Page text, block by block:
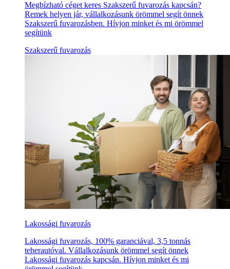
Megbízható céget keres Szakszerű fuvarozás kapcsán?
Remek helyen jár, vállalkozásunk örömmel segít önnek
Szakszerű fuvarozásben. Hívjon minket és mi örömmel
segítünk
Szakszerű fuvarozás
Lakossági fuvarozás
Lakossági fuvarozás, 100% garanciával, 3,5 tonnás
teherautóval. Vállalkozásunk örömmel segít önnek
Lakossági fuvarozás kapcsán. Hívjon minket és mi